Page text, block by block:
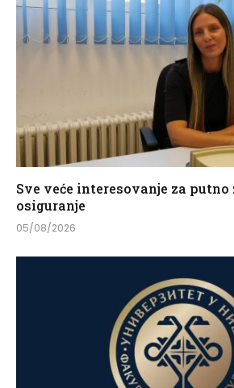
Sve veće interesovanje za
osiguranje
05/08/2026